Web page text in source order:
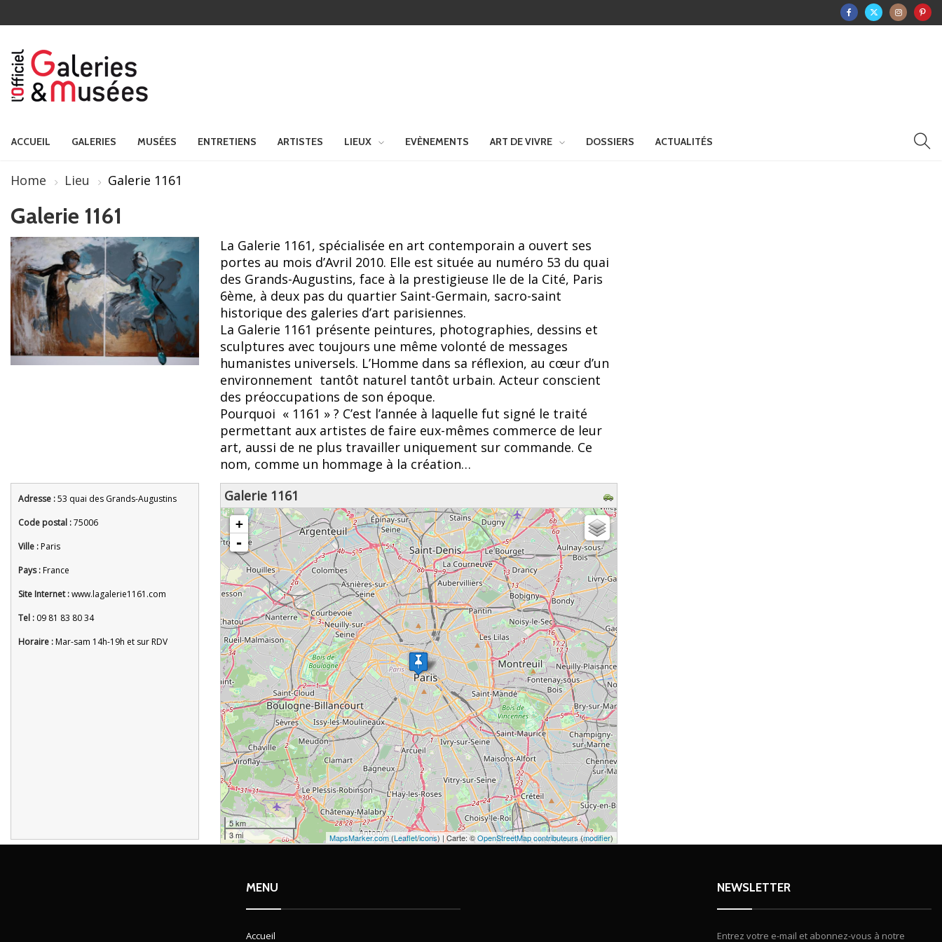
ACCUEIL GALERIES MUSÉES ENTRETIENS ARTISTES LIEUX EVÈNEMENTS ART DE VIVRE DOSSIERS ACTUALITÉS
Home Lieu Galerie 1161
Galerie 1161
La Galerie 1161, spécialisée en art contemporain a ouvert ses
portes au mois d’Avril 2010. Elle est située au numéro 53 du quai
des Grands-Augustins, face à la prestigieuse Ile de la Cité, Paris
6ème, à deux pas du quartier Saint-Germain, sacro-saint
historique des galeries d’art parisiennes.
La Galerie 1161 présente peintures, photographies, dessins et
sculptures avec toujours une même volonté de messages
humanistes universels. L’Homme dans sa réflexion, au cœur d’un
environnement tantôt naturel tantôt urbain. Acteur conscient
des préoccupations de son époque.
Pourquoi « 1161 » ? C’est l’année à laquelle fut signé le traité
permettant aux artistes de faire eux-mêmes commerce de leur
art, aussi de ne plus travailler uniquement sur commande. Ce
nom, comme un hommage à la création…
Adresse :53 quai des Grands-Augustins
Code postal :75006
Ville :Paris
Pays :France
Site Internet :www.lagalerie1161.com
Tel : 09 81 83 80 34
Horaire :Mar-sam 14h-19h et sur RDV
Galerie 1161
chargement de la carte - veuillez patienter...
+
-
5 km
3 mi
MapsMarker.com(Leaflet/icons) | Carte: ©OpenStreetMap contributeurs(modifier)
MENU
Accueil
NEWSLETTER
Entrez votre e-mail et abonnez-vous à notre